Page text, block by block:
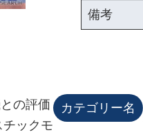
備考
の評価
ックモ
カテゴリー名